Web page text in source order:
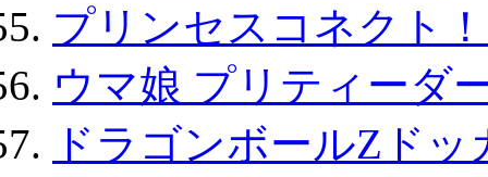
プリンセスコネクト
ウマ娘 プリティーダ
ドラゴンボールZド